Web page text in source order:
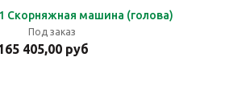
Скорняжная машина (голова)
Под заказ
405,00 руб